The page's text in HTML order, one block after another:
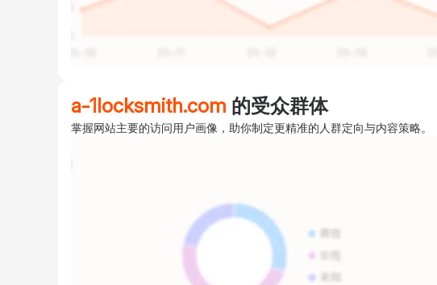
a-1locksmith.com 的受众群体
掌握网站主要的访问用户画像，助你制定更精准的人群定向与内容策略。